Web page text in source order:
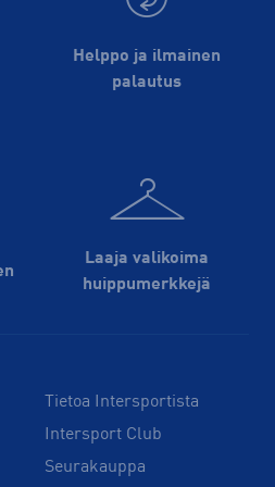
Helppo ja ilmainen
palautus
Laaja valikoima
huippu­merkkejä
Tietoa Intersportista
Intersport Club
Seurakauppa